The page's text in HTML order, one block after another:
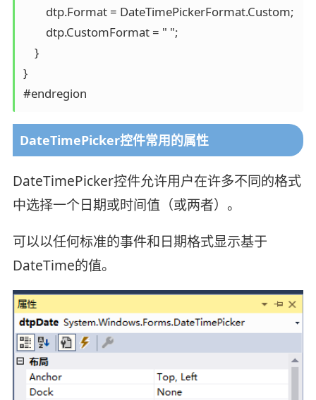
        dtp.Format = DateTimePickerFormat.Custom;
        dtp.CustomFormat = " ";
    }
}
#endregion
DateTimePicker控件常用的属性
DateTimePicker控件允许用户在许多不同的格式
中选择一个日期或时间值（或两者）。
可以以任何标准的事件和日期格式显示基于
DateTime的值。